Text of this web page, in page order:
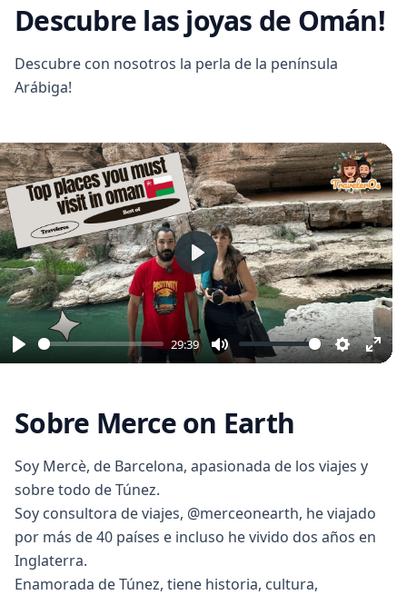
Descubre las joyas de Omán!
Descubre con nosotros la perla de la península
Arábiga!
Play
29:39
Mute Settings
Play
Sobre Merce on Earth
Soy Mercè, de Barcelona, apasionada de los viajes y
sobre todo de Túnez.
Soy consultora de viajes, @merceonearth, he viajado
por más de 40 países e incluso he vivido dos años en
Inglaterra.
Enamorada de Túnez, tiene historia, cultura,